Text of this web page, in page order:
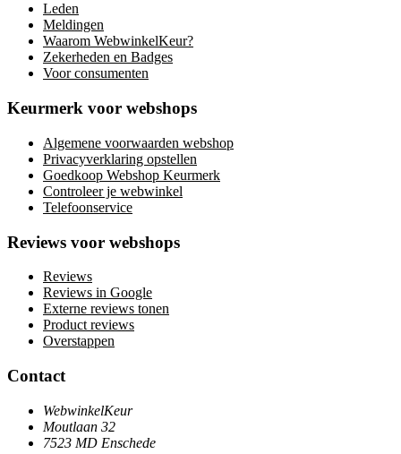
Leden
Meldingen
Waarom WebwinkelKeur?
Zekerheden en Badges
Voor consumenten
Keurmerk voor webshops
Algemene voorwaarden webshop
Privacyverklaring opstellen
Goedkoop Webshop Keurmerk
Controleer je webwinkel
Telefoonservice
Reviews voor webshops
Reviews
Reviews in Google
Externe reviews tonen
Product reviews
Overstappen
Contact
WebwinkelKeur
Moutlaan 32
7523 MD Enschede